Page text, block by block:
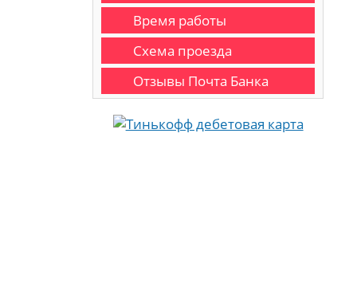
Время работы
Схема проезда
Отзывы Почта Банка